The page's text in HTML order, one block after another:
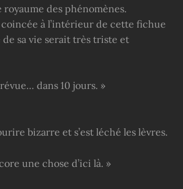
des phénomènes.
à l’intérieur de cette fichue
sa vie serait très triste et
dans 10 jours. »
bizarre et s’est léché les lèvres.
une chose d’ici là. »